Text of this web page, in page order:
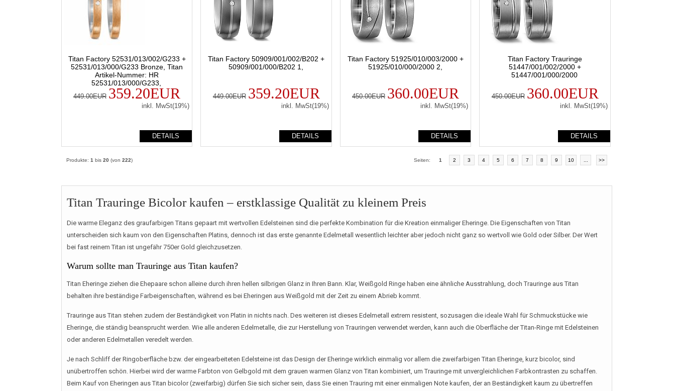
Titan Factory 52531/013/002/G233 +
52531/013/000/G233 Bronze, Titan
Artikel-Nummer: HR
52531/013/000/G233,
449.00EUR 359.20EUR
inkl. MwSt(19%)
DETAILS
Titan Factory 50909/001/002/B202 +
50909/001/000/B202 1,
449.00EUR 359.20EUR
inkl. MwSt(19%)
DETAILS
Titan Factory 51925/010/003/2000 +
51925/010/000/2000 2,
450.00EUR 360.00EUR
inkl. MwSt(19%)
DETAILS
Titan Factory Trauringe
51447/001/002/2000 +
51447/001/000/2000
450.00EUR 360.00EUR
inkl. MwSt(19%)
DETAILS
Produkte: 1 bis 20 (von 222) Seiten: 1 2 3 4 5 6 7 8 9 10 >>
Titan Trauringe Bicolor kaufen – erstklassige Qualität zu kleinem Preis
Die warme Eleganz des graufarbigen Titans gepaart mit wertvollen Edelsteinen sind die perfekte Kombination für die Kreation einmaliger Eheringe. Die Eigenschaften von Titan
unterscheiden sich kaum von den Eigenschaften Platins, dennoch ist das erste genannte Edelmetall wesentlich leichter aber jedoch nicht ganz so wertvoll wie Gold oder Silber. Der Wert
bei fast reinem Titan ist ungefähr 750er Gold gleichzusetzen.
Warum sollte man Trauringe aus Titan kaufen?
Titan Eheringe ziehen die Ehepaare schon alleine durch ihren hellen silbrigen Glanz in Ihren Bann. Klar, Weißgold Ringe haben eine ähnliche Ausstrahlung, doch Trauringe aus Titan
behalten ihre beständige Farbeigenschaften, während es bei Eheringen aus Weißgold mit der Zeit zu einem Abrieb kommt.
Trauringe aus Titan stehen zudem der Beständigkeit von Platin in nichts nach. Des weiteren ist dieses Edelmetall extrem resistent, sozusagen die ideale Wahl für Schmuckstücke wie
Eheringe, die ständig beansprucht werden. Wie alle anderen Edelmetalle, die zur Herstellung von Trauringen verwendet werden, kann auch die Oberfläche der Titan-Ringe mit Edelsteinen
oder anderen Edelmetallen veredelt werden.
Je nach Schliff der Ringoberfläche bzw. der eingearbeiteten Edelsteine ist das Design der Eheringe wirklich einmalig vor allem die zweifarbigen Titan Eheringe, kurz bicolor, sind
unübertroffen schön. Hierbei wird der warme Farbton von Gelbgold mit dem grauen warmen Glanz von Titan kombiniert, um Trauringe mit unvergleichlichen Farbkontrasten zu schaffen.
Beim Kauf von Eheringen aus Titan bicolor (zweifarbig) dürfen Sie sich sicher sein, dass Sie einen Trauring mit einer einmaligen Note kaufen, der an Beständigkeit kaum zu übertreffen